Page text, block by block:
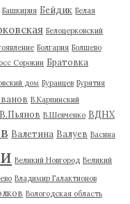
Башкирия Бейдик Белая
Белоцерковский
Болгария Болшево
Сорокин Братовка
дом Буранцев Бурятия
В.Карпинский
В.Пьянов В.Шевченко ВДНХ
Валетина Валуев Васина
Великий Новгород Великий
Владимир Галактионов
Вологодская область